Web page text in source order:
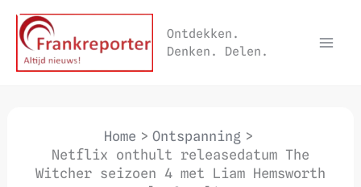
naar
Ontdekken.
Denken. Delen.
Home
Ontspanning
Netflix onthult releasedatum The
Witcher seizoen 4 met Liam Hemsworth